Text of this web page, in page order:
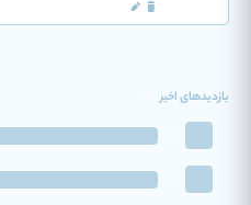
بازدیدهای اخیر